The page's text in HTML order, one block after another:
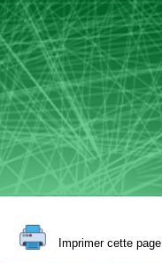
Imprimer cette page